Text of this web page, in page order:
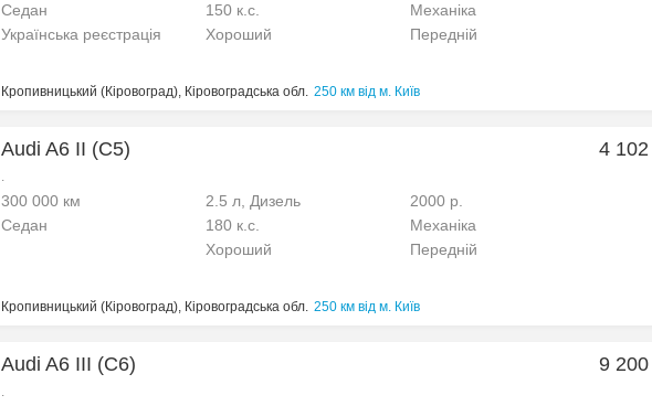
Седан
150 к.с.
Механіка
Українська реєстрація
Хороший Передній
Кропивницький (Кіровоград), Кіровоградська обл. 250 км від м. Київ
Audi A6 II (C5) 4
.
300 000 км 2.5 л, Дизель
2000 р.
Седан
180 к.с.
Механіка
Хороший
Передній
Кропивницький (Кіровоград), Кіровоградська обл. 250 км від м. Київ
Audi A6 III (C6) 9
.